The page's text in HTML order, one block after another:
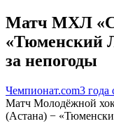
Матч МХЛ
«Тюменский
за непогоды
Чемпионат.com3 года
Матч Молодёжной
(Астана) −